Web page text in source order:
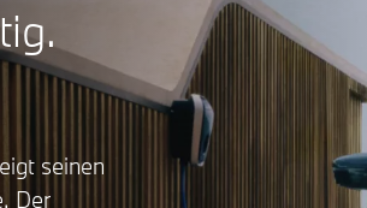
seinen
Der